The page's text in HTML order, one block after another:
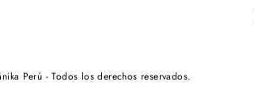
Perú - Todos los derechos reservados.